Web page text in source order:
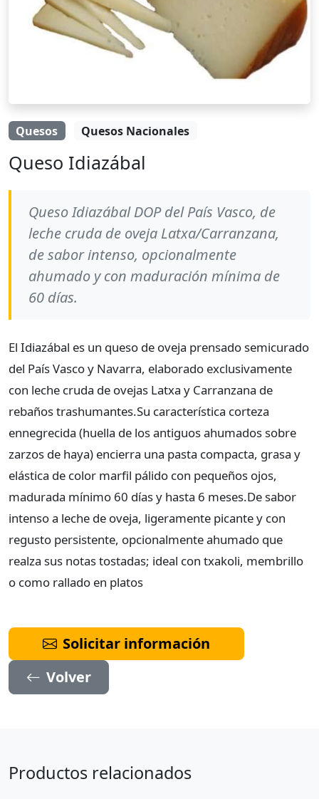
Quesos Quesos Nacionales
Queso Idiazábal
Queso Idiazábal DOP del País Vasco, de
leche cruda de oveja Latxa/Carranzana,
de sabor intenso, opcionalmente
ahumado y con maduración mínima de
60 días.
El Idiazábal es un queso de oveja prensado semicurado
del País Vasco y Navarra, elaborado exclusivamente
con leche cruda de ovejas Latxa y Carranzana de
rebaños trashumantes. ​ Su característica corteza
ennegrecida (huella de los antiguos ahumados sobre
zarzos de haya) encierra una pasta compacta, grasa y
elástica de color marfil pálido con pequeños ojos,
madurada mínimo 60 días y hasta 6 meses. ​ De sabor
intenso a leche de oveja, ligeramente picante y con
regusto persistente, opcionalmente ahumado que
realza sus notas tostadas; ideal con txakoli, membrillo
o como rallado en platos
Solicitar información
Volver
Productos relacionados